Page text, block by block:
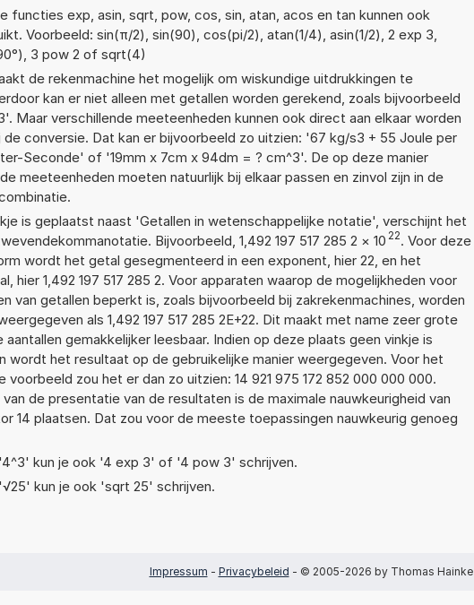
functies exp, asin, sqrt, pow, cos, sin, atan, acos en tan kunnen ook
Voorbeeld: sin(π/2), sin(90), cos(pi/2), atan(1/4), asin(1/2), 2 exp 3,
3 pow 2 of sqrt(4)
de rekenmachine het mogelijk om wiskundige uitdrukkingen te
kan er niet alleen met getallen worden gerekend, zoals bijvoorbeeld
Maar verschillende meeteenheden kunnen ook direct aan elkaar worden
conversie. Dat kan er bijvoorbeeld zo uitzien: '67 kg/s3 + 55 Joule per
Seconde' of '19mm x 7cm x 94dm = ? cm^3'. De op deze manier
meeteenheden moeten natuurlijk bij elkaar passen en zinvol zijn in de
is geplaatst naast 'Getallen in wetenschappelijke notatie', verschijnt het
Bijvoorbeeld, 1,492 197 517 285 2 × 10 22. Voor deze
wordt het getal gesegmenteerd in een exponent, hier 22, en het
hier 1,492 197 517 285 2. Voor apparaten waarop de mogelijkheden voor
van getallen beperkt is, zoals bijvoorbeeld bij zakrekenmachines, worden
als 1,492 197 517 285 2E+22. Dit maakt met name zeer grote
aantallen gemakkelijker leesbaar. Indien op deze plaats geen vinkje is
wordt het resultaat op de gebruikelijke manier weergegeven. Voor het
voorbeeld zou het er dan zo uitzien: 14 921 975 172 852 000 000 000.
van de presentatie van de resultaten is de maximale nauwkeurigheid van
14 plaatsen. Dat zou voor de meeste toepassingen nauwkeurig genoeg
kun je ook '4 exp 3' of '4 pow 3' schrijven.
kun je ook 'sqrt 25' schrijven.
Impressum - Privacybeleid - © 2005-2026 by Thomas Hainke